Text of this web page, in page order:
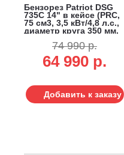
Бензорез Patriot DSG
735C 14" в кейсе (PRC,
75 см3, 3,5 кВт/4,8 л.с.,
диаметр круга 350 мм,
10,2 кг.)74 990 р.
64 990 р.
Добавить к заказу